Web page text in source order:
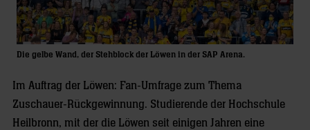
Die gelbe Wand, der Stehblock der Löwen in der SAP Arena.
Im Auftrag der Löwen: Fan-Umfrage zum Thema
Zuschauer-Rückgewinnung. Studierende der Hochschule
Heilbronn, mit der die Löwen seit einigen Jahren eine